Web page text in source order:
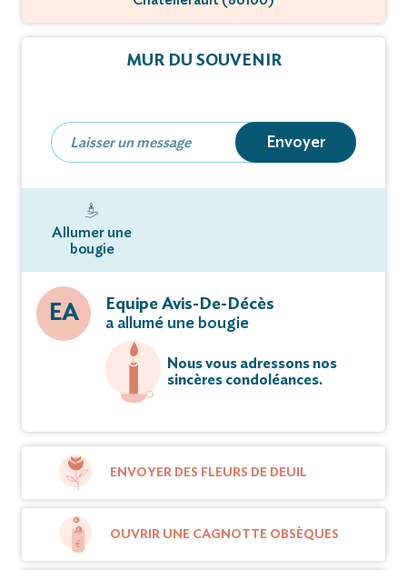
MUR DU SOUVENIR
Envoyer
Allumer une
bougie
EA
Equipe Avis-De-Décès
a allumé une bougie
Nous vous adressons nos
sincères condoléances.
ENVOYER DES FLEURS DE DEUIL
OUVRIR UNE CAGNOTTE OBSÈQUES